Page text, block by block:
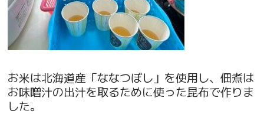
お米は北海道産「ななつぼし」を使用し、佃煮は
お味噌汁の出汁を取るために使った昆布で作りま
した。